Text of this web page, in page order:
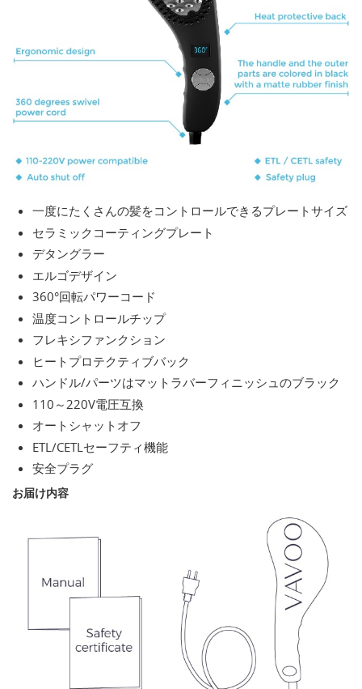
一度にたくさんの髪をコントロールできるプレートサイズ
セラミックコーティングプレート
デタングラー
エルゴデザイン
360°回転パワーコード
温度コントロールチップ
フレキシファンクション
ヒートプロテクティブバック
ハンドル/パーツはマットラバーフィニッシュのブラック
110～220V電圧互換
オートシャットオフ
ETL/CETLセーフティ機能
安全プラグ
お届け内容